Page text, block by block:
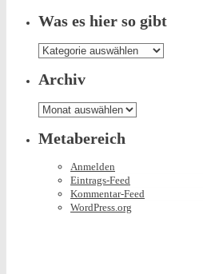
Was es hier so gibt
Was
es
hier
so
gibt
Archiv
Archiv
Metabereich
Anmelden
Eintrags-Feed
Kommentar-Feed
WordPress.org